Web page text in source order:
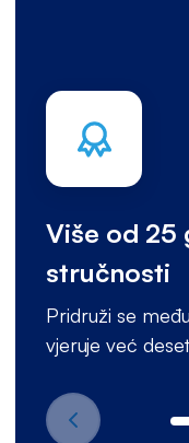
Više od 25
stručnosti
Pridruži se
vjeruje već